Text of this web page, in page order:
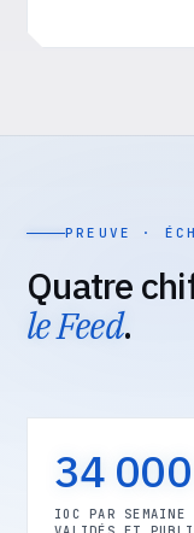
PREUVE ·
Quatre
le Feed.
34 000
IOC PAR SEMAINE